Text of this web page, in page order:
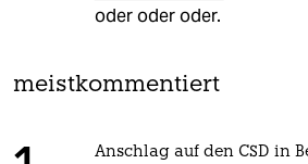
oder oder oder.
meistkommentiert
Anschlag auf den CSD in